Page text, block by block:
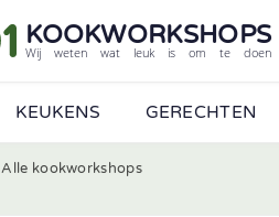
KOOKWORKSHOPS
Wij weten wat leuk is om te doen
KEUKENS GERECHTEN
Alle kookworkshops